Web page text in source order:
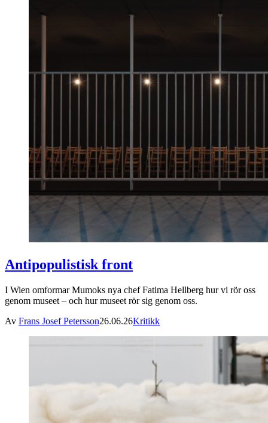
Antipopulistisk front
I Wien omformar Mumoks nya chef Fatima Hellberg hur vi rör oss
genom museet – och hur museet rör sig genom oss.
Av Frans Josef Petersson26.06.26Kritikk